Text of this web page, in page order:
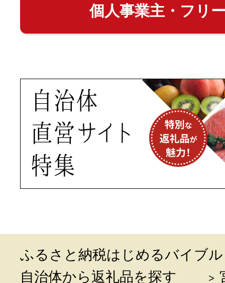
個人事業主・フリ
ふるさと納税はじめるバイブル
自治体から返礼品を探す